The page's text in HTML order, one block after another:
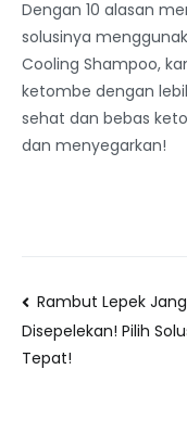
Dengan 10 alasan
solusinya
Cooling Shampoo,
ketombe dengan
sehat dan bebas
dan menyegarkan!
Rambut Lepek
Disepelekan! Pilih
Tepat!